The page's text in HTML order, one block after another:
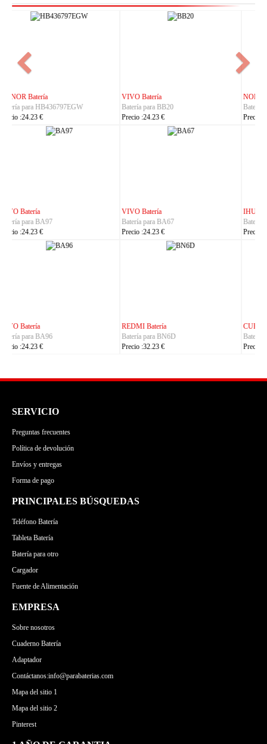
NOKIA Batería
Batería para BL-25AA
Precio :23.23 €
ASUS Batería
Batería para C21P2401
Precio :37.23 €
IHUNT Batería
Batería para Titan-P13000
Precio :30.23 €
HUACE Batería
Batería para LT60
Precio :42.23 €
CUBOT Batería
Batería para C35
Precio :24.23 €
PHILIPS Batería
Batería para S7105
Precio :24.23 €
SERVICIO
Preguntas frecuentes
Política de devolución
Envíos y entregas
Forma de pago
PRINCIPALES BÚSQUEDAS
Teléfono Batería
Tableta Batería
Batería para otro
Cargador
Fuente de Alimentación
EMPRESA
Sobre nosotros
Cuaderno Batería
Adaptador
Contáctanos:info@parabaterias.com
Mapa del sitio 1
Mapa del sitio 2
Pinterest